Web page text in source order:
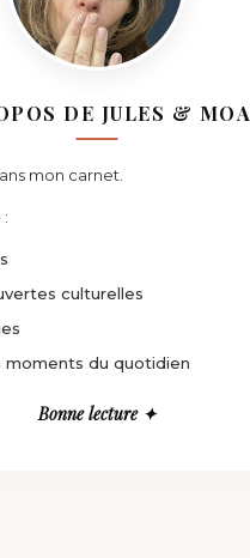
DE JULES & MOA
mon carnet.
culturelles
du quotidien
Bonne lecture ✦